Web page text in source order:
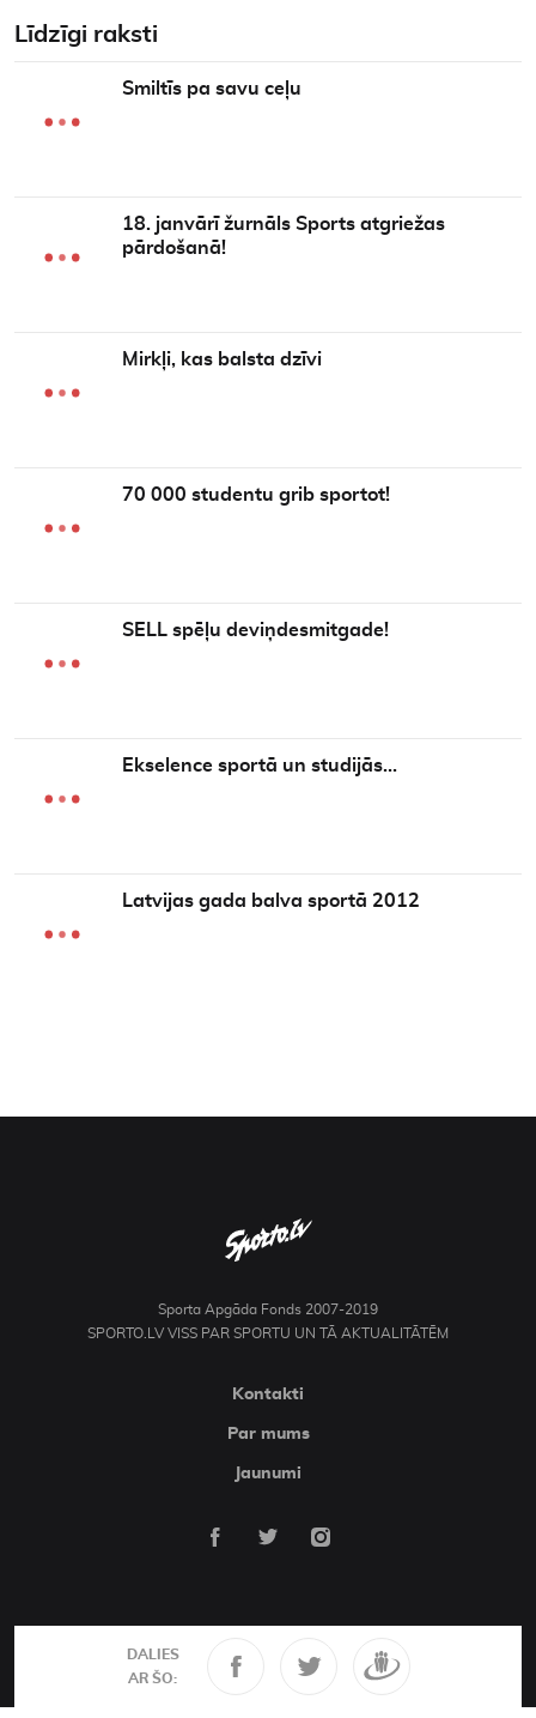
DALIES
AR ŠO:
Līdzīgi raksti
Smiltīs pa savu ceļu
18. janvārī žurnāls Sports atgriežas
pārdošanā!
Mirkļi, kas balsta dzīvi
70 000 studentu grib sportot!
SELL spēļu deviņdesmitgade!
Ekselence sportā un studijās…
Latvijas gada balva sportā 2012
Sporta Apgāda Fonds 2007-2019
SPORTO.LV VISS PAR SPORTU UN TĀ AKTUALITĀTĒM
Kontakti
Par mums
Jaunumi